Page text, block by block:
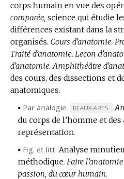
corps humain en vue des
comparée, science qui étudie
différences existant dans la
organisés. Cours d’anatomie.
Traité d’anatomie. Leçon
d’anatomie. Amphithéâtre
des cours, des dissections et
anatomiques.
▪ Par analogie.
MARQUE
DE
DOMAINE
BEAUX-ARTS.
du corps de l’homme et
représentation.
▪ Fig. et litt. Analyse
méthodique. Faire
passion, du cœur humain.